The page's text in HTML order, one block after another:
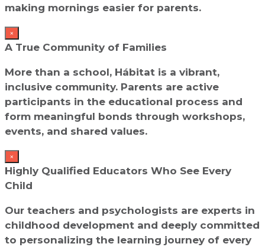
making mornings easier for parents.
×
A True Community of Families
More than a school, Hábitat is a vibrant,
inclusive community. Parents are active
participants in the educational process and
form meaningful bonds through workshops,
events, and shared values.
×
Highly Qualified Educators Who See Every
Child
Our teachers and psychologists are experts in
childhood development and deeply committed
to personalizing the learning journey of every